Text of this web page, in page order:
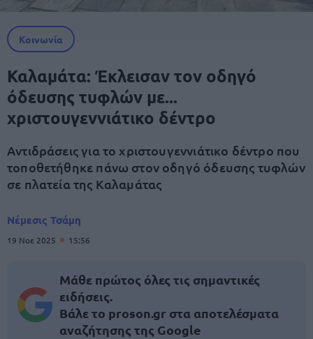
Κοινωνία
Καλαμάτα: Έκλεισαν τον οδηγό
όδευσης τυφλών με...
χριστουγεννιάτικο δέντρο
Αντιδράσεις για το χριστουγεννιάτικο δέντρο που
τοποθετήθηκε πάνω στον οδηγό όδευσης τυφλών
σε πλατεία της Καλαμάτας
Νέμεσις Τσάμη
19 Νοε 2025 15:56
Μάθε πρώτος όλες τις σημαντικές
ειδήσεις.
Βάλε το proson.gr στα αποτελέσματα
αναζήτησης της Google